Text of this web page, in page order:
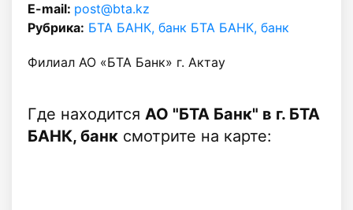
E-mail: post@bta.kz
Рубрика: БТА БАНК, банк БТА БАНК, банк
Филиал АО «БТА Банк» г. Актау
Где находится АО "БТА Банк" в г. БТА
БАНК, банк смотрите на карте: